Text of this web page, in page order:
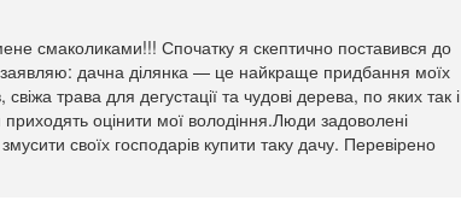
смаколиками!!! Спочатку я скептично поставився до
дачна ділянка — це найкраще придбання моїх
трава для дегустації та чудові дерева, по яких так і
оцінити мої володіння.Люди задоволені
своїх господарів купити таку дачу. Перевірено